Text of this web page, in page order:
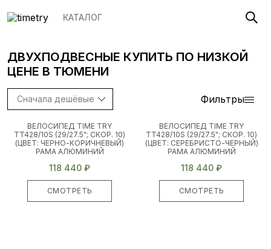
КАТАЛОГ
ДВУХПОДВЕСНЫЕ КУПИТЬ ПО НИЗКОЙ
ЦЕНЕ В ТЮМЕНИ
Фильтры
ВЕЛОСИПЕД TIME TRY
TT428/10S (29/27.5"; СКОР. 10)
(ЦВЕТ: ЧЕРНО-КОРИЧНЕВЫЙ)
РАМА АЛЮМИНИЙ
118 440 ₽
СМОТРЕТЬ
ВЕЛОСИПЕД TIME TRY
TT428/10S (29/27.5"; СКОР. 10)
(ЦВЕТ: СЕРЕБРИСТО-ЧЕРНЫЙ)
РАМА АЛЮМИНИЙ
118 440 ₽
СМОТРЕТЬ